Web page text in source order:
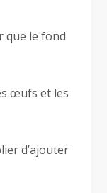
que le fond
œufs et les
d’ajouter